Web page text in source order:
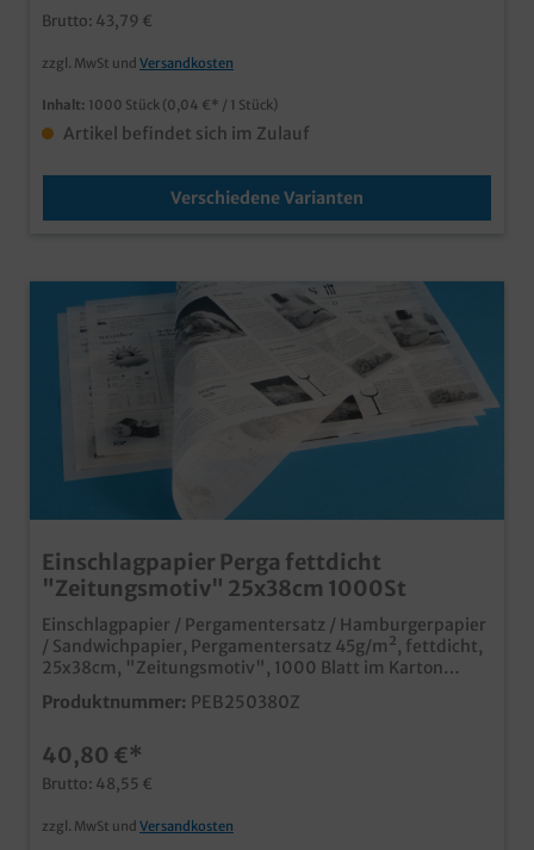
Brutto: 43,79 €
zzgl. MwSt und Versandkosten
Inhalt: 1000 Stück (0,04 €* / 1 Stück)
Artikel befindet sich im Zulauf
Verschiedene Varianten
Einschlagpapier Perga fettdicht
"Zeitungsmotiv" 25x38cm 1000St
Einschlagpapier / Pergamentersatz / Hamburgerpapier
/ Sandwichpapier, Pergamentersatz 45g/m², fettdicht,
25x38cm, "Zeitungsmotiv", 1000 Blatt im Karton
praktisches fettdichtes Einschlagpapier im beliebten
Zeitungdesign ideal für das Einwickeln fettiger Snacks,
lebensmittelecht, kein Vergleich zu einer einfachen
Zeitungumweltfreundlich ohne zusätzliche
Kunststofffolie o.ä.
Produktnummer: PEB250380Z
40,80 €*
Brutto: 48,55 €
zzgl. MwSt und Versandkosten